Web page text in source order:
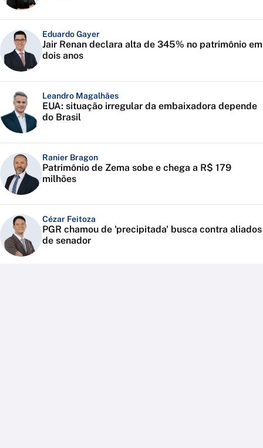
Eduardo Gayer
Jair Renan declara alta de 345% no patrimônio em
dois anos
Leandro Magalhães
EUA: situação irregular da embaixadora depende
do Brasil
Ranier Bragon
Patrimônio de Zema sobe e chega a R$ 179
milhões
Cézar Feitoza
PGR chamou de 'precipitada' busca contra aliados
de senador